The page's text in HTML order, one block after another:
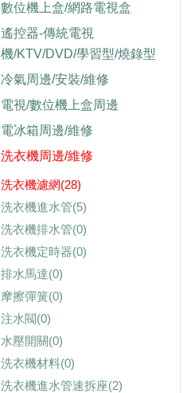
數位機上盒/網路電視盒
遙控器-傳統電視
機/KTV/DVD/學習型/燒錄型
冷氣周邊/安裝/維修
電視/數位機上盒周邊
電冰箱周邊/維修
洗衣機周邊/維修
洗衣機濾網(28)
洗衣機進水管(5)
洗衣機排水管(0)
洗衣機定時器(0)
排水馬達(0)
摩擦彈簧(0)
注水閥(0)
水壓開關(0)
洗衣機材料(0)
洗衣機進水管速拆座(2)